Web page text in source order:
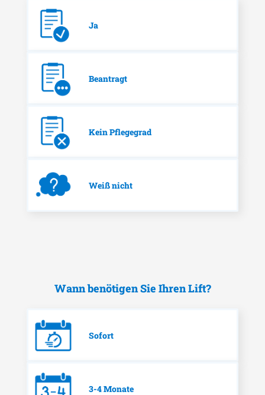
Ja
Beantragt
Kein Pflegegrad
Weiß nicht
Wann benötigen Sie Ihren Lift?
Sofort
3-4 Monate